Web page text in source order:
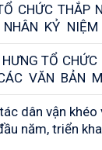
CHỨC THẮP
KỶ NIỆM
SĨ (27/7/1947
TỔ CHỨC
VĂN BẢN
dân vận khéo
năm, triển